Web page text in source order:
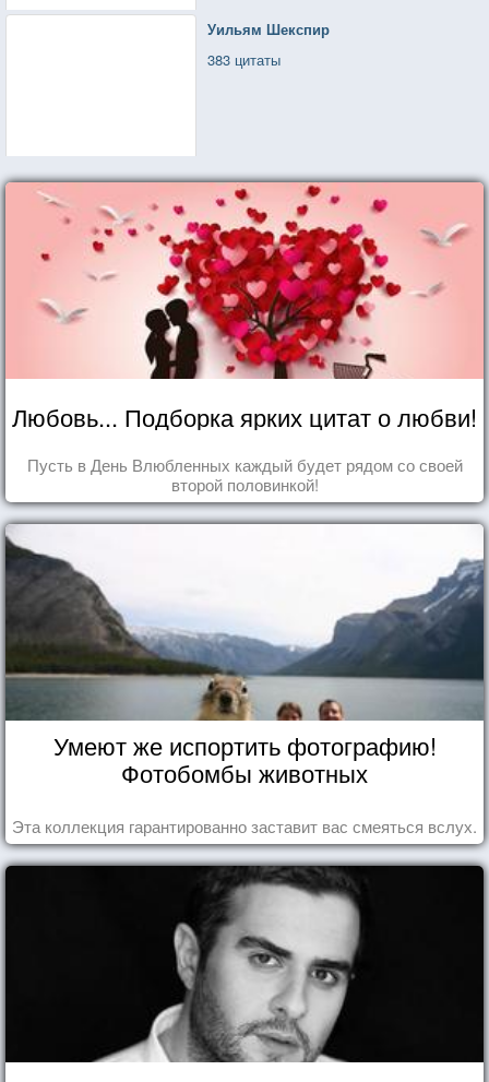
Уильям Шекспир
383 цитаты
Любовь... Подборка ярких цитат о любви!
Пусть в День Влюбленных каждый будет рядом со своей
второй половинкой!
Умеют же испортить фотографию!
Фотобомбы животных
Эта коллекция гарантированно заставит вас смеяться вслух.